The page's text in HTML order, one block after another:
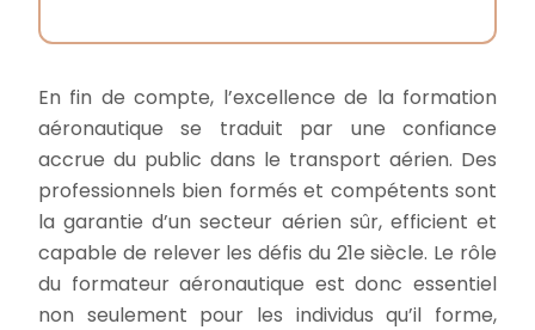
En fin de compte, l’excellence de la formation
aéronautique se traduit par une confiance
accrue du public dans le transport aérien. Des
professionnels bien formés et compétents sont
la garantie d’un secteur aérien sûr, efficient et
capable de relever les défis du 21e siècle. Le rôle
du formateur aéronautique est donc essentiel
non seulement pour les individus qu’il forme,